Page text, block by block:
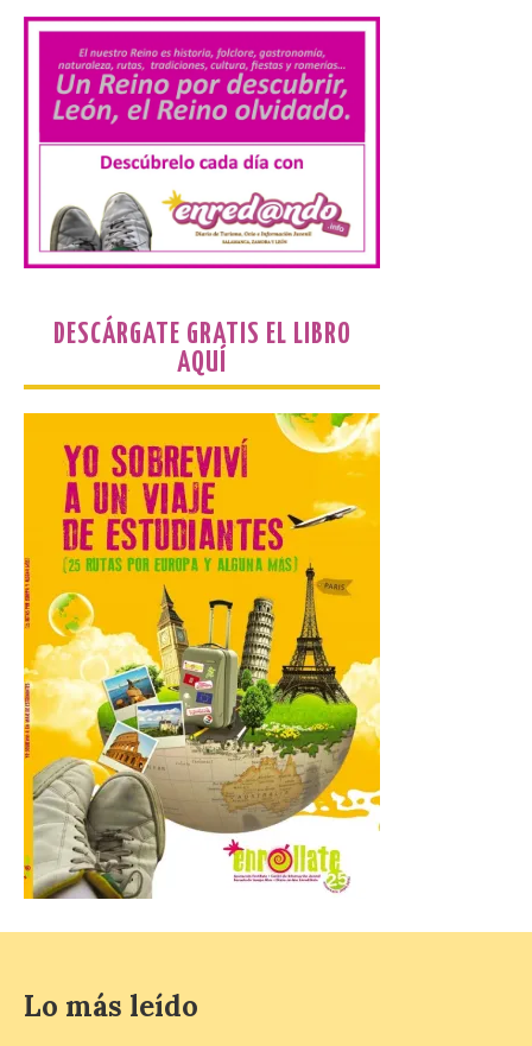
7 Ago 2026
Durante los días 1 y 2 de
agosto, tanto el público
infantil como el adulto
pudo disfrutar de un
planetario que se instaló
en el polideportivo municipal, con pases
de mañana dedicados preferentemente al
público infantil y, el resto del […]
Más de 200.000 jóvenes
nacidos en 2008 ya han
solicitado el Bono Cultural
Joven 2026 en su primer
mes de vigencia
7 Ago 2026
Las personas que hayan
cumplido o cumplan 18
años en 2026 pueden
solicitar esta ayuda en la
web
https://bonoculturajoven.gob.es/ hasta el
31 de octubre. Desde este año, los 400
euros del Bono pueden utilizarse tanto
para consumir productos culturales como
[…]
El Gobierno de España
lanza un visor web para
localizar y disfrutar del
eclipse solar del 12 de
agosto con seguridad
Se trata de un visor web
DESCÁRGATE GRATIS EL LIBRO
AQUÍ
Lo más leído